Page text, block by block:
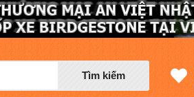
Tìm kiếm